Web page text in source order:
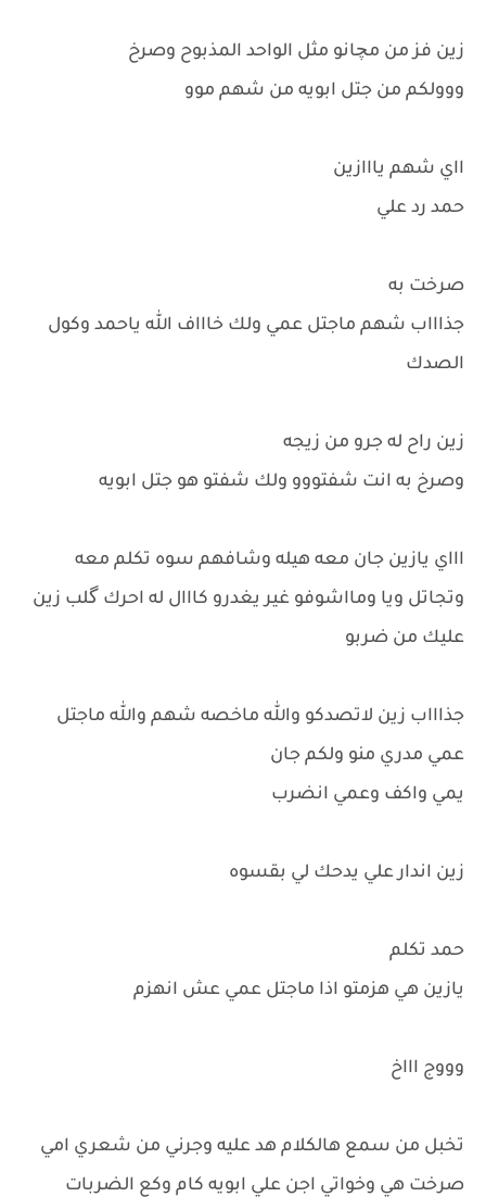
زين فز من مچانو مثل الواحد المذبوح وصرخ
ووولكم من جتل ابويه من شهم موو
ااي شهم يااازين
حمد رد علي
صرخت به
جذاااب شهم ماجتل عمي ولك خاااف الله ياحمد وكول
الصدك
زين راح له جرو من زيجه
وصرخ به انت شفتووو ولك شفتو هو جتل ابويه
اااي يازين جان معه هيله وشافهم سوه تكلم معه
وتجاتل ويا ومااشوفو غير يغدرو كااال له احرك گلب زين
عليك من ضربو
جذاااب زين لاتصدكو والله ماخصه شهم والله ماجتل
عمي مدري منو ولكم جان
يمي واكف وعمي انضرب
زين اندار علي يدحك لي بقسوه
حمد تكلم
يازين هي هزمتو اذا ماجتل عمي عش انهزم
وووج اااخ
تخبل من سمع هالكلام هد عليه وجرني من شعري امي
صرخت هي وخواتي اجن علي ابويه كام وكع الضربات